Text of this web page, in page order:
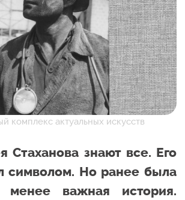
комплекс актуальных искусств
Стаханова знают все. Его
символом. Но ранее была
менее важная история.